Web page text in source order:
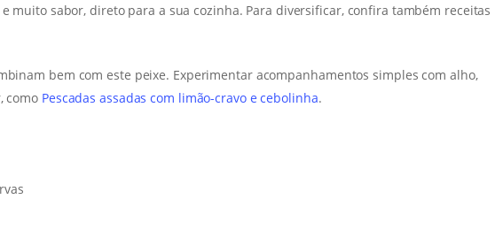
muito sabor, direto para a sua cozinha. Para diversificar, confira também receitas
bem com este peixe. Experimentar acompanhamentos simples com alho,
como Pescadas assadas com limão-cravo e cebolinha.